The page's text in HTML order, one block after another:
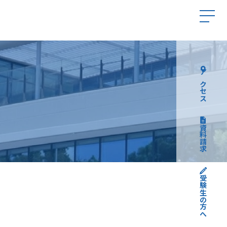
アクセス
資料請求
受験生の方へ